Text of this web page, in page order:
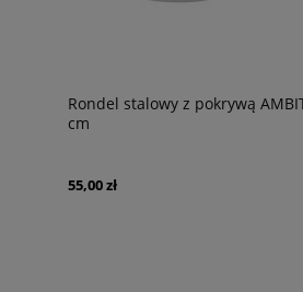
Rondel stalowy z pokrywą
cm
55,00 zł